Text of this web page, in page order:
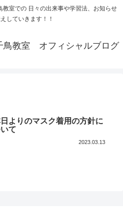
室での 日々の出来事や学習法、お知らせ
していきます！！
教室 オフィシャルブログ
よりのマスク着用の方針に
て
2023.03.13